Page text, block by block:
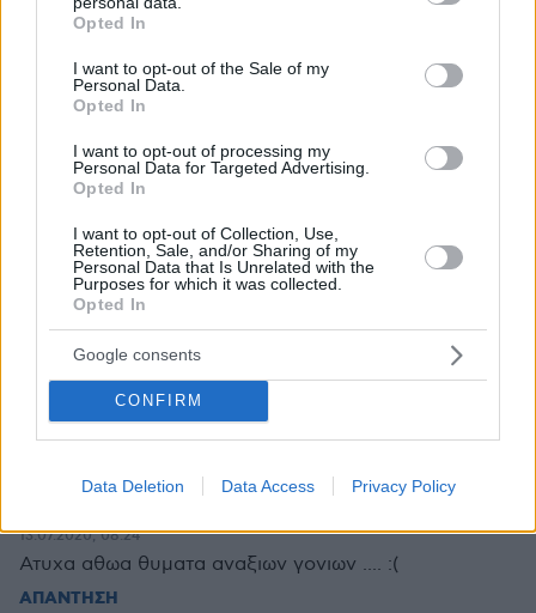
grant or deny consent to Google and its third-party tags to
use your data for below specified purposes in below Google
consent section.
Opted In
I want to opt-out of the Sale of my
Personal Data.
Opted In
I want to opt-out of processing my
Personal Data for Targeted Advertising.
Opted In
I want to opt-out of Collection, Use,
Retention, Sale, and/or Sharing of my
Personal Data that Is Unrelated with the
Purposes for which it was collected.
Opted In
Google consents
CONFIRM
Data Deletion Data Access Privacy Policy
ΠΘ όχι άλλους ηλίθιους τίτλους... Η εφημερίδα
διαβάζεται και από μη κρετίνους ( ακόμα). Όσο για το
νεκρό ο θεός να τον συγχωρέσει.
ΑΠΑΝΤΗΣΗ
13.07.2020, 09:24
27 χρόνων νέος όμορφος υγιής και με όνομα που
σου ανοίγει πόρτες και όλη τη ζωή μπροστά σου και
πας και αυτοκτονείς. Μεγάλο κρίμα. Το δώρο της
ζωής είναι ανεκτίμητο. Ότι προβλήματα και να έχεις
οικονομικα συναισθηματικά καταχρήσεων ζητήστε
βοήθεια από φίλους, συγγενείς ειδικούς.
ΑΠΑΝΤΗΣΗ
13.07.2020, 08:24
Ατυχα αθωα θυματα αναξιων γονιων .... :(
ΑΠΑΝΤΗΣΗ